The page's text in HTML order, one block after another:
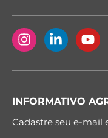
INFORMATIVO
Cadastre seu e-mail